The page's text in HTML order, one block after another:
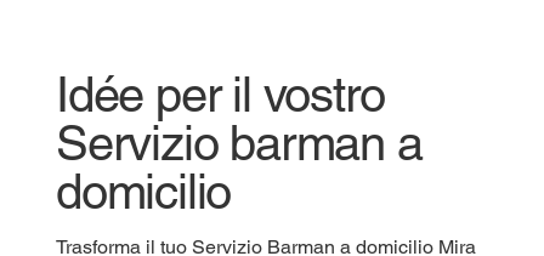
Idée per il vostro
Servizio barman a
domicilio
Trasforma il tuo Servizio Barman a domicilio Mira